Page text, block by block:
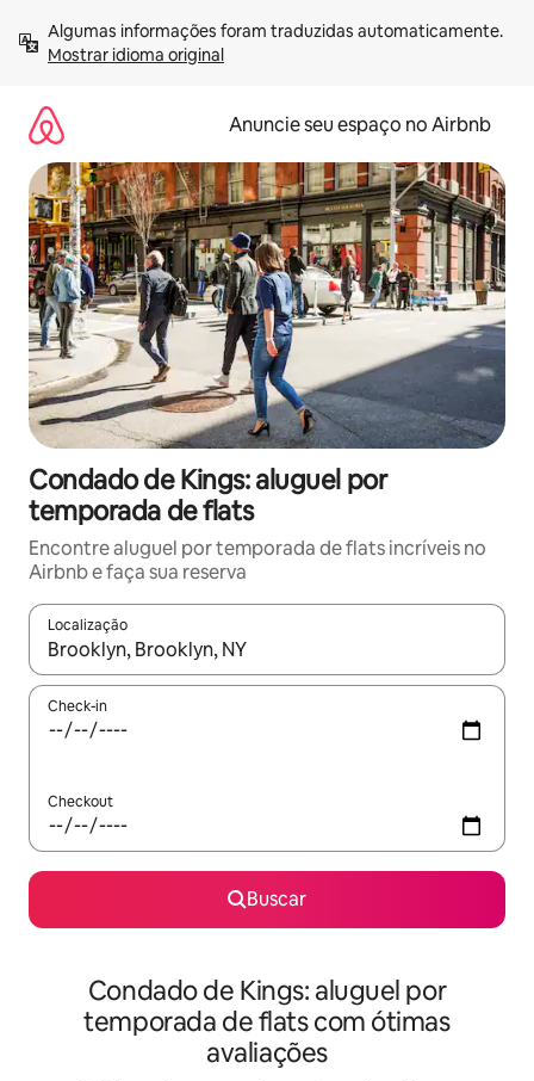
para
Mostrar idioma original
Anuncie seu espaço no Airbnb
Condado de Kings: aluguel por
temporada de flats
Encontre aluguel por temporada de flats incríveis no
Airbnb e faça sua reserva
Localização
Quando os resultados estiverem disponíveis, explore-os
Check-in
Checkout
Buscar
Condado de Kings: aluguel por
temporada de flats com ótimas
avaliações